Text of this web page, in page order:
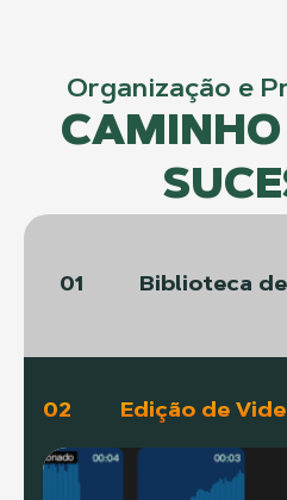
Organização e
01 Biblioteca
02 Edição de